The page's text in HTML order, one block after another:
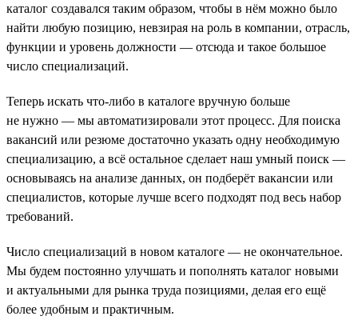
каталог создавался таким образом, чтобы в нём можно было
найти любую позицию, невзирая на роль в компании, отрасль,
функции и уровень должности — отсюда и такое большое
число специализаций.
Теперь искать что-либо в каталоге вручную больше
не нужно — мы автоматизировали этот процесс. Для поиска
вакансий или резюме достаточно указать одну необходимую
специализацию, а всё остальное сделает наш умный поиск —
основываясь на анализе данных, он подберёт вакансии или
специалистов, которые лучше всего подходят под весь набор
требований.
Число специализаций в новом каталоге — не окончательное.
Мы будем постоянно улучшать и пополнять каталог новыми
и актуальными для рынка труда позициями, делая его ещё
более удобным и практичным.